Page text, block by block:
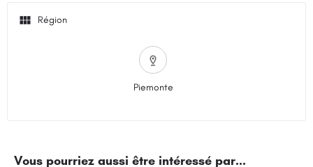
Piemonte